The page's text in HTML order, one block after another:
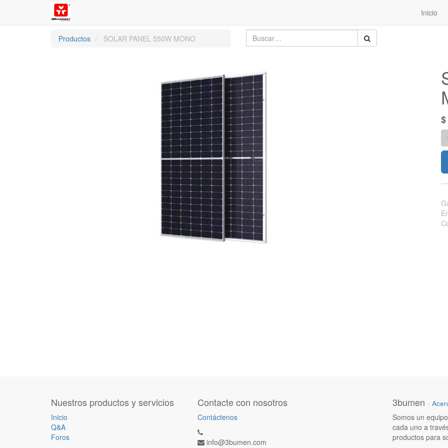
Inicio
Productos SOLAR PANEL 550W MONO
$
Nuestros productos y servicios
Inicio
Q&A
Foros
Contacte con nosotros
Contáctenos
info@3bumen.com
3bumen -
Somos un
cada uno a
productos para